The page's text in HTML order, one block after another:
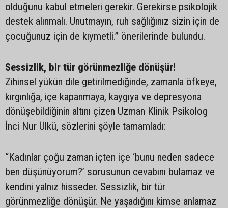
olduğunu kabul etmeleri gerekir. Gerekirse psikolojik
destek alınmalı. Unutmayın, ruh sağlığınız sizin için de
çocuğunuz için de kıymetli.” önerilerinde bulundu.
Sessizlik, bir tür görünmezliğe dönüşür!
Zihinsel yükün dile getirilmediğinde, zamanla öfkeye,
kırgınlığa, içe kapanmaya, kaygıya ve depresyona
dönüşebildiğinin altını çizen Uzman Klinik Psikolog
İnci Nur Ülkü, sözlerini şöyle tamamladı:
“Kadınlar çoğu zaman içten içe ‘bunu neden sadece
ben düşünüyorum?’ sorusunun cevabını bulamaz ve
kendini yalnız hisseder. Sessizlik, bir tür
görünmezliğe dönüşür. Ne yaşadığını kimse anlamaz